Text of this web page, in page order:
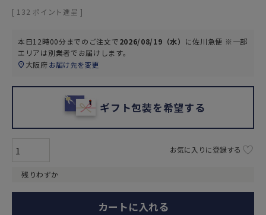
[ 132 ポイント進呈 ]
本日12時00分までのご注文で2026/08/19（水） に佐川急便 ※一部
エリアは別業者でお届けします。
大阪府お届け先を変更
ギフト包装を希望する
残りわずか
お気に入りに登録する
カートに入れる